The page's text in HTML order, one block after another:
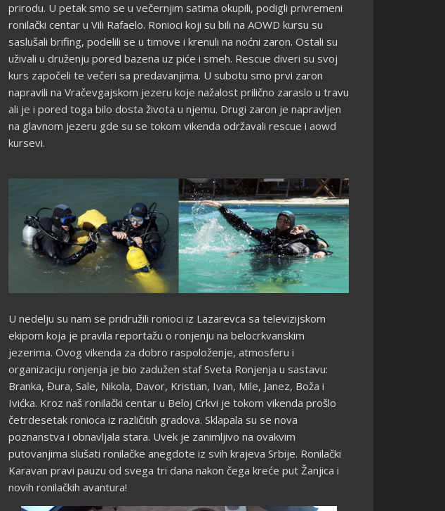
prirodu. U petak smo se u večernjim satima okupili, podigli privremeni
ronilački centar u Vili Rafaelo. Ronioci koji su bili na AOWD kursu su
saslušali brifing, podelili se u timove i krenuli na noćni zaron. Ostali su
uživali u druženju pored bazena uz piće i smeh. Rescue diveri su svoj
kurs započeli te večeri sa predavanjima. U subotu smo prvi zaron
napravili na Vračevgajskom jezeru koje nažalost prilično zaraslo u travu
ali je i pored toga bilo dosta života u njemu. Drugi zaron je napravljen
na glavnom jezeru gde su se tokom vikenda održavali rescue i aowd
kursevi.
U nedelju su nam se pridružili ronioci iz Lazarevca sa televizijskom
ekipom koja je pravila reportažu o ronjenju na belocrkvanskim
jezerima. Ovog vikenda za dobro raspoloženje, atmosferu i
organizaciju ronjenja je bio zadužen staf Sveta Ronjenja u sastavu:
Branka, Đura, Sale, Nikola, Davor, Kristian, Ivan, Mile, Janez, Boža i
Ivićka. Kroz naš ronilački centar u Beloj Crkvi je tokom vikenda prošlo
četrdesetak ronioca iz različitih gradova. Sklapala su se nova
poznanstva i obnavljala stara. Uvek je zanimljivo na ovakvim
putovanjima slušati ronilačke anegdote iz svih krajeva Srbije. Ronilački
Karavan pravi pauzu od svega tri dana nakon čega kreće put Žanjica i
novih ronilačkih avantura!